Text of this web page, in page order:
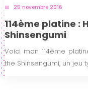
25 novembre 2016
114ème platine :
Shinsengumi
Voici mon 114ème
the Shinsengumi, un jeu